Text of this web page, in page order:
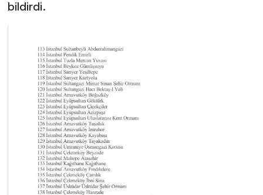
bildirdi.